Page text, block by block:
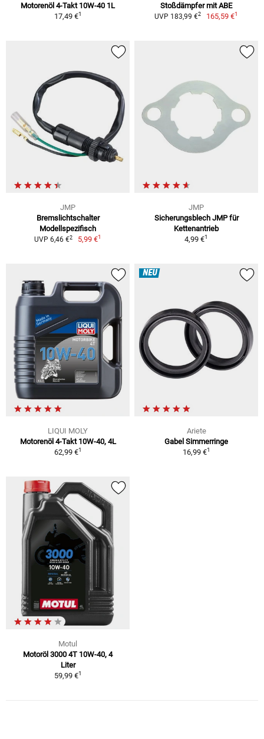
Motorenöl 4-Takt 10W-40 1L
17,49 €1
Stoßdämpfer mit ABE
UVP 183,99 €2 165,59 €1
JMP
Bremslichtschalter
Modellspezifisch
UVP 6,46 €2 5,99 €1
JMP
Sicherungsblech JMP für
Kettenantrieb
4,99 €1
LIQUI MOLY
Motorenöl 4-Takt 10W-40, 4L
62,99 €1
NEU
Ariete
Gabel Simmerringe
16,99 €1
Motul
Motoröl 3000 4T 10W-40, 4
Liter
59,99 €1